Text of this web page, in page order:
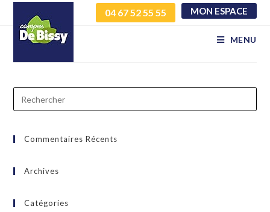
04 67 52 55 55 MON ESPACE
MENU
idfwylziri gizjzekrvl
Commentaires Récents
Archives
Catégories